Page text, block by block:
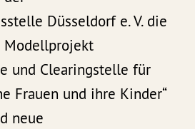
Düsseldorf e. V. die
Modellprojekt
und Clearingstelle für
Frauen und ihre Kinder“
neue